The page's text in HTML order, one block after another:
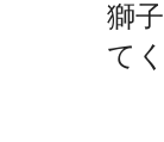
獅
て